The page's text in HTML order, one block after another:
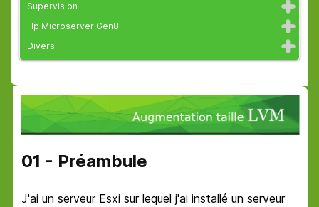
Supervision
Hp Microserver Gen8
Divers
01 - Préambule
J'ai un serveur Esxi sur lequel j'ai installé un serveur